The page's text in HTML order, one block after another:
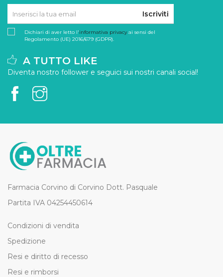
Iscriviti
Dichiari di aver letto l'informativa privacyai sensi del
Regolamento (UE) 2016/679 (GDPR).
A TUTTO LIKE
Diventa nostro follower e seguici sui nostri canali social!
Farmacia Corvino di Corvino Dott. Pasquale
Partita IVA 04254450614
Condizioni di vendita
Spedizione
Resi e diritto di recesso
Resi e rimborsi